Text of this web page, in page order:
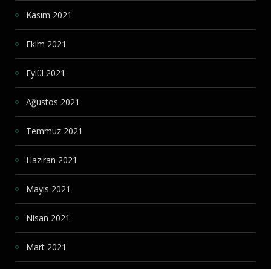
Kasım 2021
Ekim 2021
Eylül 2021
Ağustos 2021
Temmuz 2021
Haziran 2021
Mayıs 2021
Nisan 2021
Mart 2021